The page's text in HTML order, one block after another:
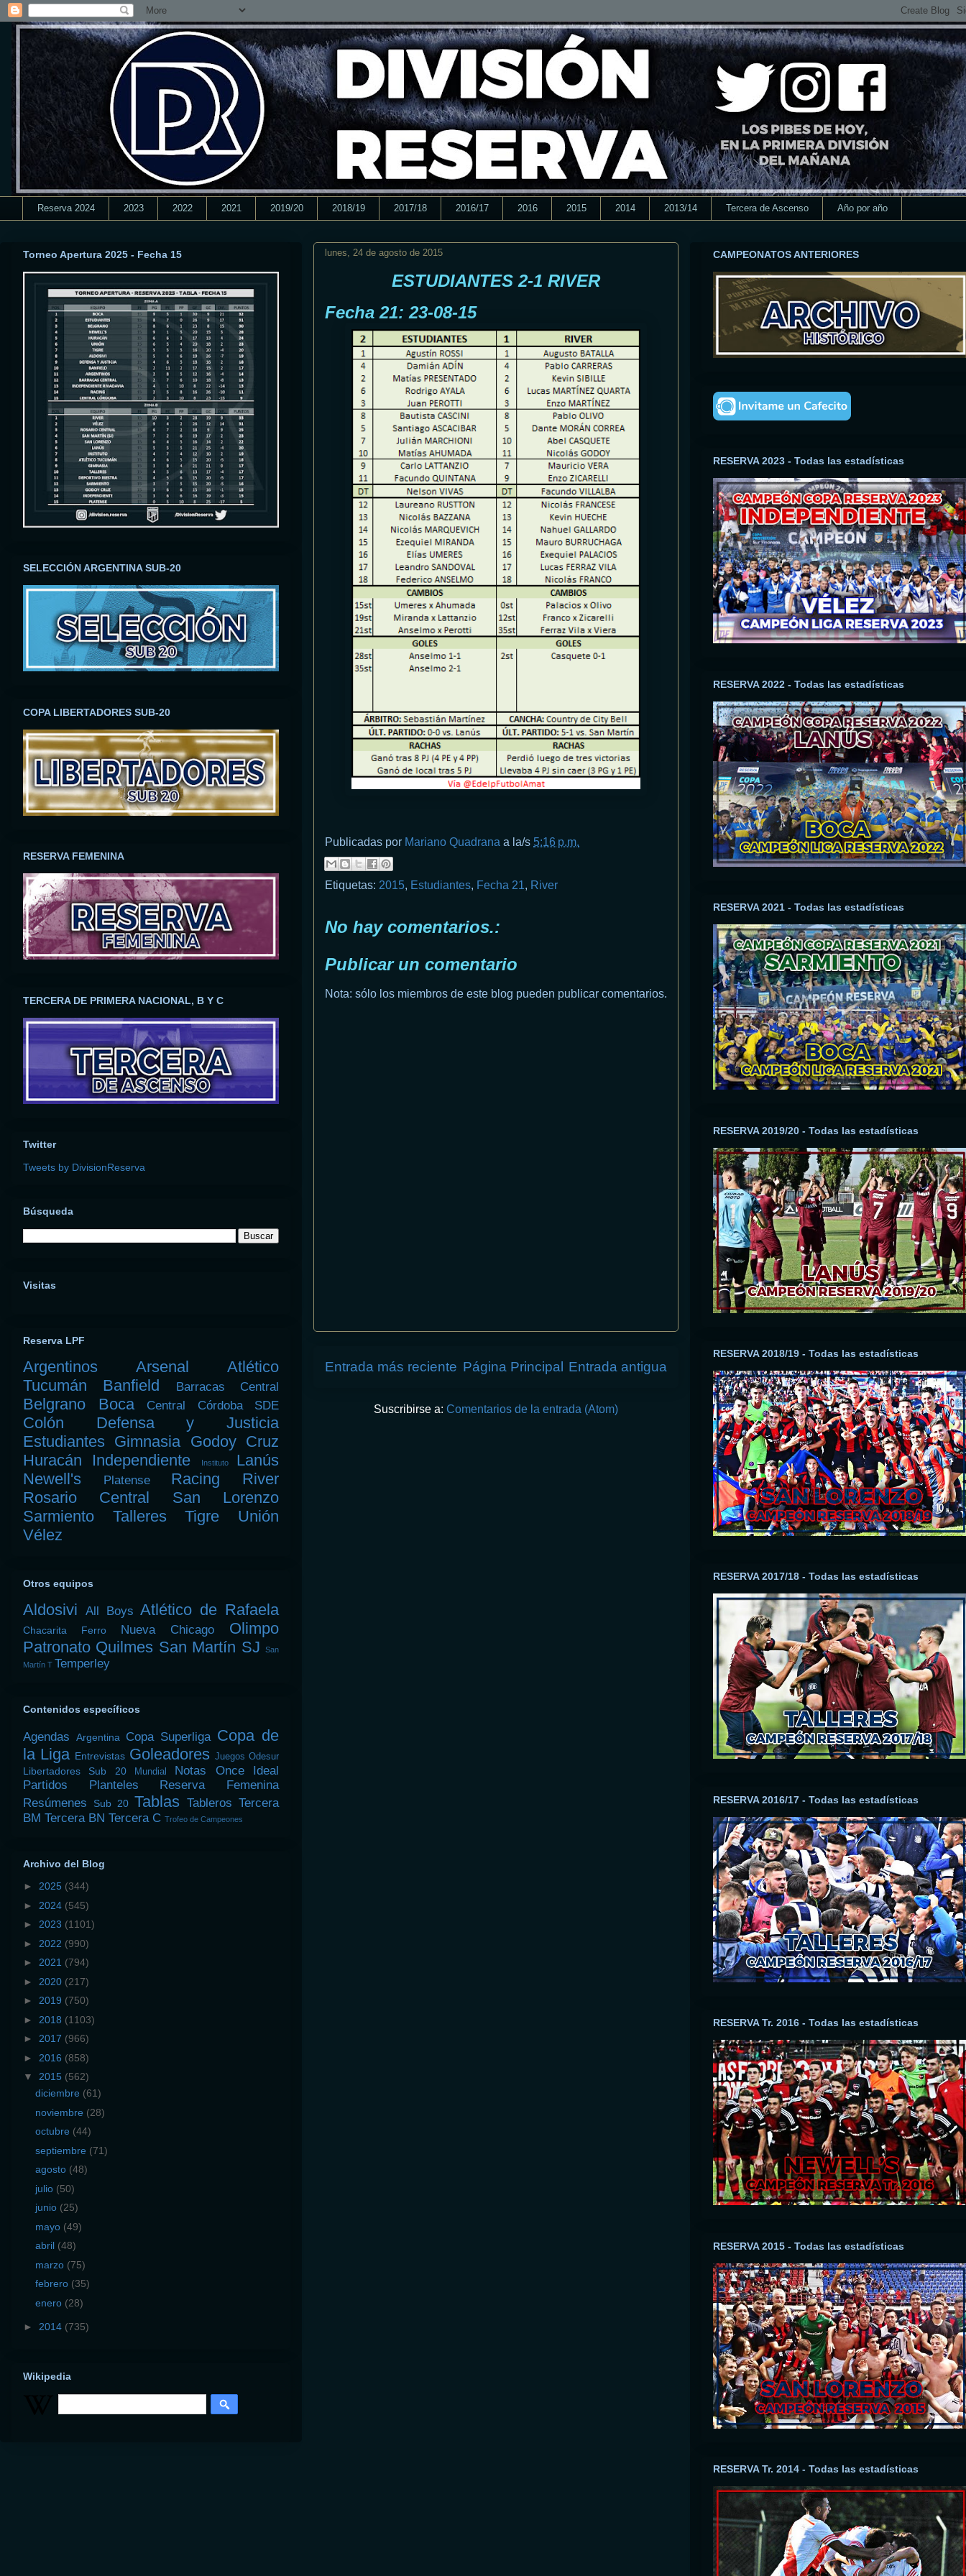
Reserva 2024 2023 2022 2021 2019/20 2018/19 2017/18 2016/17 2016 2015 2014 2013/14 Tercera de Ascenso Año por año
lunes, 24 de agosto de 2015
ESTUDIANTES 2-1 RIVER
Fecha 21: 23-08-15
Publicadas por Mariano Quadrana a la/s 5:16 p.m.
Etiquetas: 2015, Estudiantes, Fecha 21, River
No hay comentarios.:
Publicar un comentario
Nota: sólo los miembros de este blog pueden publicar comentarios.
Entrada más reciente Entrada antigua
Página Principal
Suscribirse a: Comentarios de la entrada (Atom)
Torneo Apertura 2025 - Fecha 15
SELECCIÓN ARGENTINA SUB-20
COPA LIBERTADORES SUB-20
RESERVA FEMENINA
TERCERA DE PRIMERA NACIONAL, B Y C
Twitter
Tweets by DivisionReserva
Búsqueda
Visitas
Reserva LPF
Argentinos Arsenal
Atlético
Tucumán
Banfield Barracas Central
Belgrano Boca Central Córdoba SDE
Colón
Defensa y Justicia
Estudiantes Gimnasia Godoy Cruz
Huracán
Independiente Instituto
Lanús
Newell's
Platense Racing
River
Rosario Central
San Lorenzo
Sarmiento
Talleres Tigre
Unión
Vélez
Otros equipos
Aldosivi All Boys Atlético de Rafaela
Chacarita Ferro Nueva Chicago
Olimpo
Patronato Quilmes San Martín SJ
San
Martín T Temperley
Contenidos específicos
Agendas Argentina Copa Superliga Copa de
la Liga Entrevistas Goleadores Juegos Odesur
Libertadores Sub 20 Mundial Notas
Once Ideal
Partidos
Planteles
Reserva Femenina
Resúmenes
Sub 20 Tablas Tableros Tercera
BM Tercera BN Tercera C Trofeo de Campeones
Archivo del Blog
► 2025 (344)
► 2024 (545)
► 2023 (1101)
► 2022 (990)
► 2021 (794)
► 2020 (217)
► 2019 (750)
► 2018 (1103)
► 2017 (966)
► 2016 (858)
▼ 2015 (562)
diciembre (61)
noviembre (28)
octubre (44)
septiembre (71)
agosto (48)
julio (50)
junio (25)
mayo (49)
abril (48)
marzo (75)
febrero (35)
enero (28)
► 2014 (735)
Wikipedia
CAMPEONATOS ANTERIORES
RESERVA 2023 - Todas las estadísticas
RESERVA 2022 - Todas las estadísticas
RESERVA 2021 - Todas las estadísticas
RESERVA 2019/20 - Todas las estadísticas
RESERVA 2018/19 - Todas las estadísticas
RESERVA 2017/18 - Todas las estadísticas
RESERVA 2016/17 - Todas las estadísticas
RESERVA Tr. 2016 - Todas las estadísticas
RESERVA 2015 - Todas las estadísticas
RESERVA Tr. 2014 - Todas las estadísticas